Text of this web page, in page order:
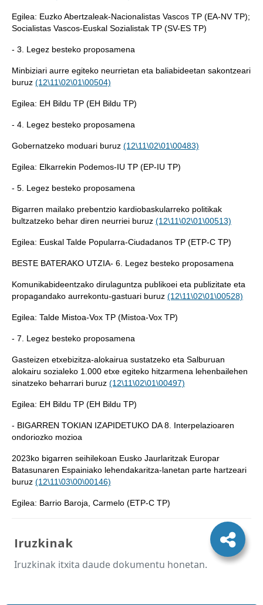
Egilea: Euzko Abertzaleak-Nacionalistas Vascos TP (EA-NV TP);
Socialistas Vascos-Euskal Sozialistak TP (SV-ES TP)
- 3. Legez besteko proposamena
Minbiziari aurre egiteko neurrietan eta baliabideetan sakontzeari
buruz (12\11\02\01\00504)
Egilea: EH Bildu TP (EH Bildu TP)
- 4. Legez besteko proposamena
Gobernatzeko moduari buruz (12\11\02\01\00483)
Egilea: Elkarrekin Podemos-IU TP (EP-IU TP)
- 5. Legez besteko proposamena
Bigarren mailako prebentzio kardiobaskularreko politikak
bultzatzeko behar diren neurriei buruz (12\11\02\01\00513)
Egilea: Euskal Talde Popularra-Ciudadanos TP (ETP-C TP)
BESTE BATERAKO UTZIA- 6. Legez besteko proposamena
Komunikabideentzako dirulaguntza publikoei eta publizitate eta
propagandako aurrekontu-gastuari buruz (12\11\02\01\00528)
Egilea: Talde Mistoa-Vox TP (Mistoa-Vox TP)
- 7. Legez besteko proposamena
Gasteizen etxebizitza-alokairua sustatzeko eta Salburuan
alokairu sozialeko 1.000 etxe egiteko hitzarmena lehenbailehen
sinatzeko beharrari buruz (12\11\02\01\00497)
Egilea: EH Bildu TP (EH Bildu TP)
- BIGARREN TOKIAN IZAPIDETUKO DA 8. Interpelazioaren
ondoriozko mozioa
2023ko bigarren seihilekoan Eusko Jaurlaritzak Europar
Batasunaren Espainiako lehendakaritza-lanetan parte hartzeari
buruz (12\11\03\00\00146)
Egilea: Barrio Baroja, Carmelo (ETP-C TP)
Iruzkinak
Iruzkinak itxita daude dokumentu honetan.